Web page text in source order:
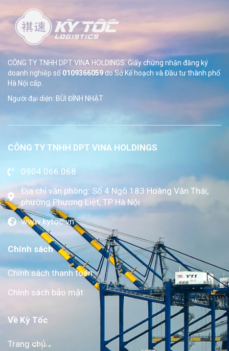
CÔNG TY TNHH DPT VINA HOLDINGS. Giấy chứng nhận đăng ký
doanh nghiệp số 0109366059do SởKế hoạch và Đầu tư thành phố
Hà Nội cấp.
Người đại diện: BÙI ĐÌNH NHẬT
CÔNG TY TNHH DPT VINA HOLDINGS
0904.066.068
Địa chỉ văn phòng: Số 4 Ngõ 183 Hoàng Văn Thái,
phường Phương Liệt, TP Hà Nội
www.kytoc.vn
Chính sách
Chính sách thanh toán
Chính sách bảo mật
Về Kỳ Tốc
Trang chủ